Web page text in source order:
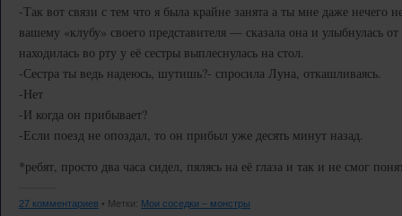
-Так вот связи с тем что я была крайне занята а ты мне даже нечего
вашему «клубу» своего представителя — сказала она и улыбнулась
находилась во рту у её сестры выплеснулась на стол.
-Сестра ты ведь надеюсь, шутишь?- спросила Луна, откашливаясь.
-Нет
-И когда он прибывает?
-Если поезд не опоздал, то он прибыл уже десять минут назад.
*ребят, просто два часа сидел, пялясь на её глаза и так и не смог
27 комментариев • Метки: Мои соседки – монстры